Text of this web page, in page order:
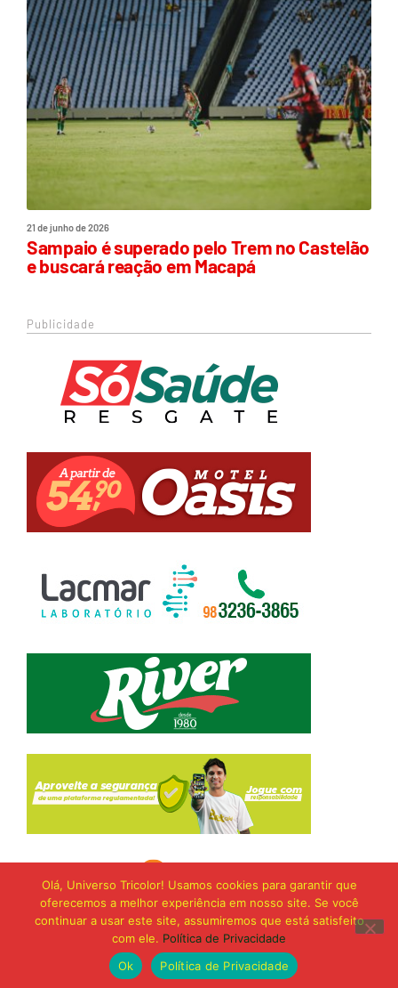
21 de junho de 2026
Sampaio é superado pelo Trem no Castelão
e buscará reação em Macapá
Publicidade
Olá, Universo Tricolor! Usamos cookies para garantir que
oferecemos a melhor experiência em nosso site. Se você
continuar a usar este site, assumiremos que está satisfeito
com ele. Política de Privacidade
Ok
Política de Privacidade